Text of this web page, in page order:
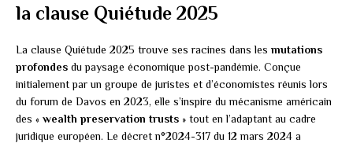
la clause Quiétude 2025
La clause Quiétude 2025 trouve ses racines dans les mutations
profondes du paysage économique post-pandémie. Conçue
initialement par un groupe de juristes et d’économistes réunis lors
du forum de Davos en 2023, elle s’inspire du mécanisme américain
des « wealth preservation trusts » tout en l’adaptant au cadre
juridique européen. Le décret n°2024-317 du 12 mars 2024 a